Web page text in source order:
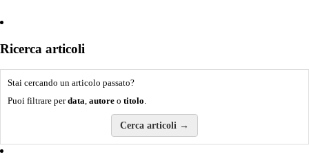
Ricerca articoli
Stai cercando un articolo passato?
Puoi filtrare perdata, autore o titolo.
Cerca articoli →